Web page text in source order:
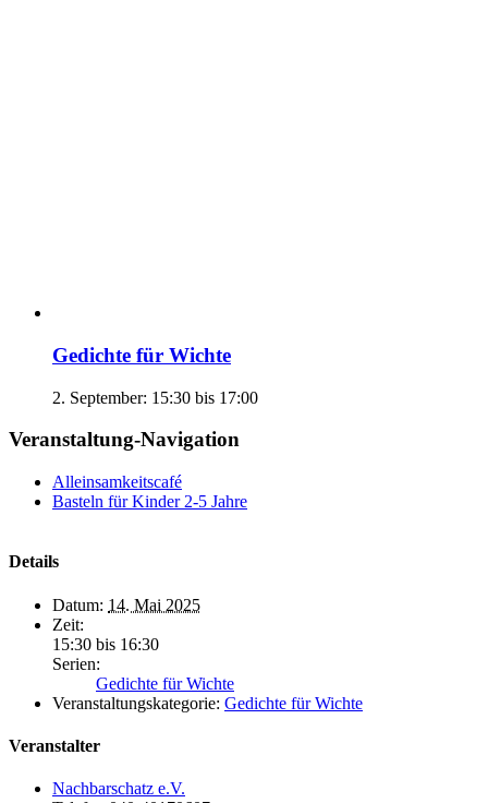
Gedichte für Wichte
2. September: 15:30 bis 17:00
Veranstaltung-Navigation
Alleinsamkeitscafé
Basteln für Kinder 2-5 Jahre
Details
Datum: 14. Mai 2025
Zeit:
15:30 bis 16:30
Serien:
Gedichte für Wichte
Veranstaltungskategorie: Gedichte für Wichte
Veranstalter
Nachbarschatz e.V.